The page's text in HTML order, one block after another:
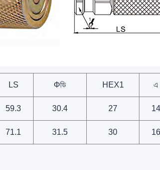
LS Φডি HEX1 এ
59.3 30.4 27 14
71.1 31.5 30 16